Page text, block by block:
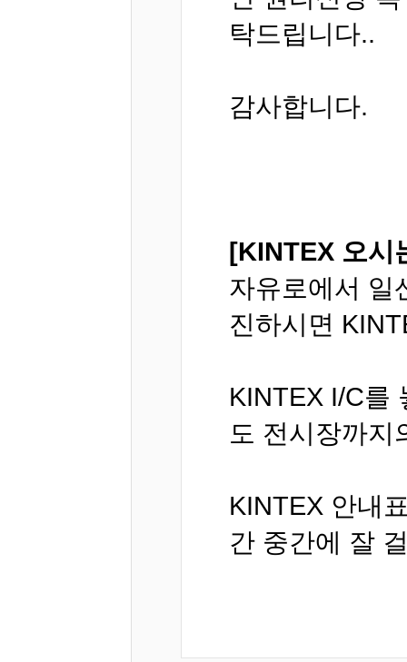
탁드립니다..
감사합니다.
[KINTEX 오시
자유로에서 일
진하시면
KINTEX I/C를
도 전시장까지
KINTEX 안내
간 중간에 잘